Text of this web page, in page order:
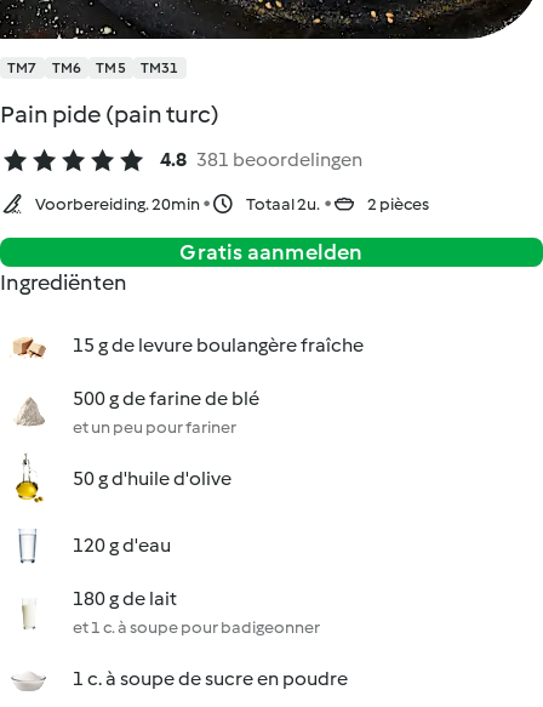
TM7 TM6 TM5 TM31
Pain pide (pain turc)
4.8 381 beoordelingen
Voorbereiding. 20min Totaal 2u. 2 pièces
Gratis aanmelden
Ingrediënten
15 g de levure boulangère fraîche
500 g de farine de blé
et un peu pour fariner
50 g d'huile d'olive
120 g d'eau
180 g de lait
et 1 c. à soupe pour badigeonner
1 c. à soupe de sucre en poudre